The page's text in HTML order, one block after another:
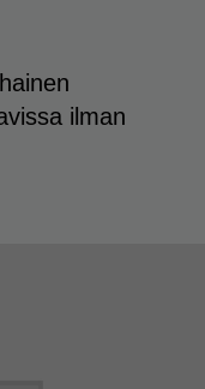
ilman